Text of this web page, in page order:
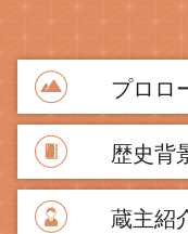
プロロ
歴史背
蔵主紹